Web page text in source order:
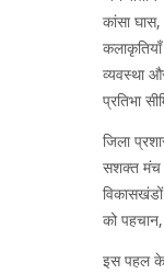
कांसा घास,
कलाकृतियाँ
व्यवस्था
प्रतिभा
जिला
सशक्त मंच
को
इस पहल के